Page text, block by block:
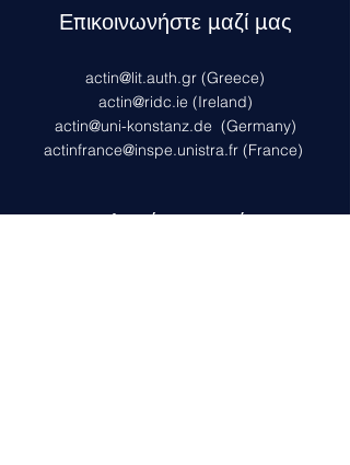
Επικοινωνήστε μαζί μας
actin@lit.auth.gr (Greece)
actin@ridc.ie (Ireland)
actin@uni-konstanz.de (Germany)
actinfrance@inspe.unistra.fr(France)
Πολιτική προστασίας